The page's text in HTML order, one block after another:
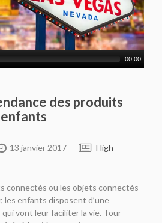
00:00
des produits
13 janvier 2017
High-
connectés ou les objets connectés
les enfants disposent d’une
vont leur faciliter la vie. Tour